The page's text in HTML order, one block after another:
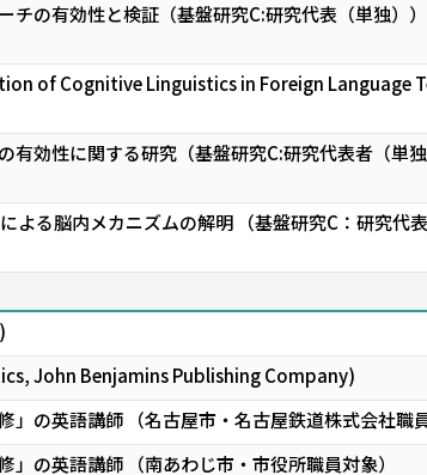
の有効性と検証（基盤研究C:研究代表（単独）
of Cognitive Linguistics in Foreign Language
効性に関する研究（基盤研究C:研究代表者（単
る脳内メカニズムの解明 （基盤研究C：研究代
John Benjamins Publishing Company)
の英語講師 （名古屋市・名古屋鉄道株式会社職員
の英語講師 （南あわじ市・市役所職員対象）